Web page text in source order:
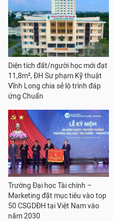
Diện tích đất/người học mới đạt
11,8m², ĐH Sư phạm Kỹ thuật
Vĩnh Long chia sẻ lộ trình đáp
ứng Chuẩn
Trường Đại học Tài chính –
Marketing đặt mục tiêu vào top
50 CSGDĐH tại Việt Nam vào
năm 2030